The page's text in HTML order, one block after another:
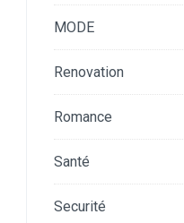
MODE
Renovation
Romance
Santé
Securité